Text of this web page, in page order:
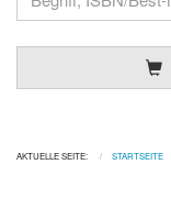
AKTUELLE SEITE: STARTSEITE